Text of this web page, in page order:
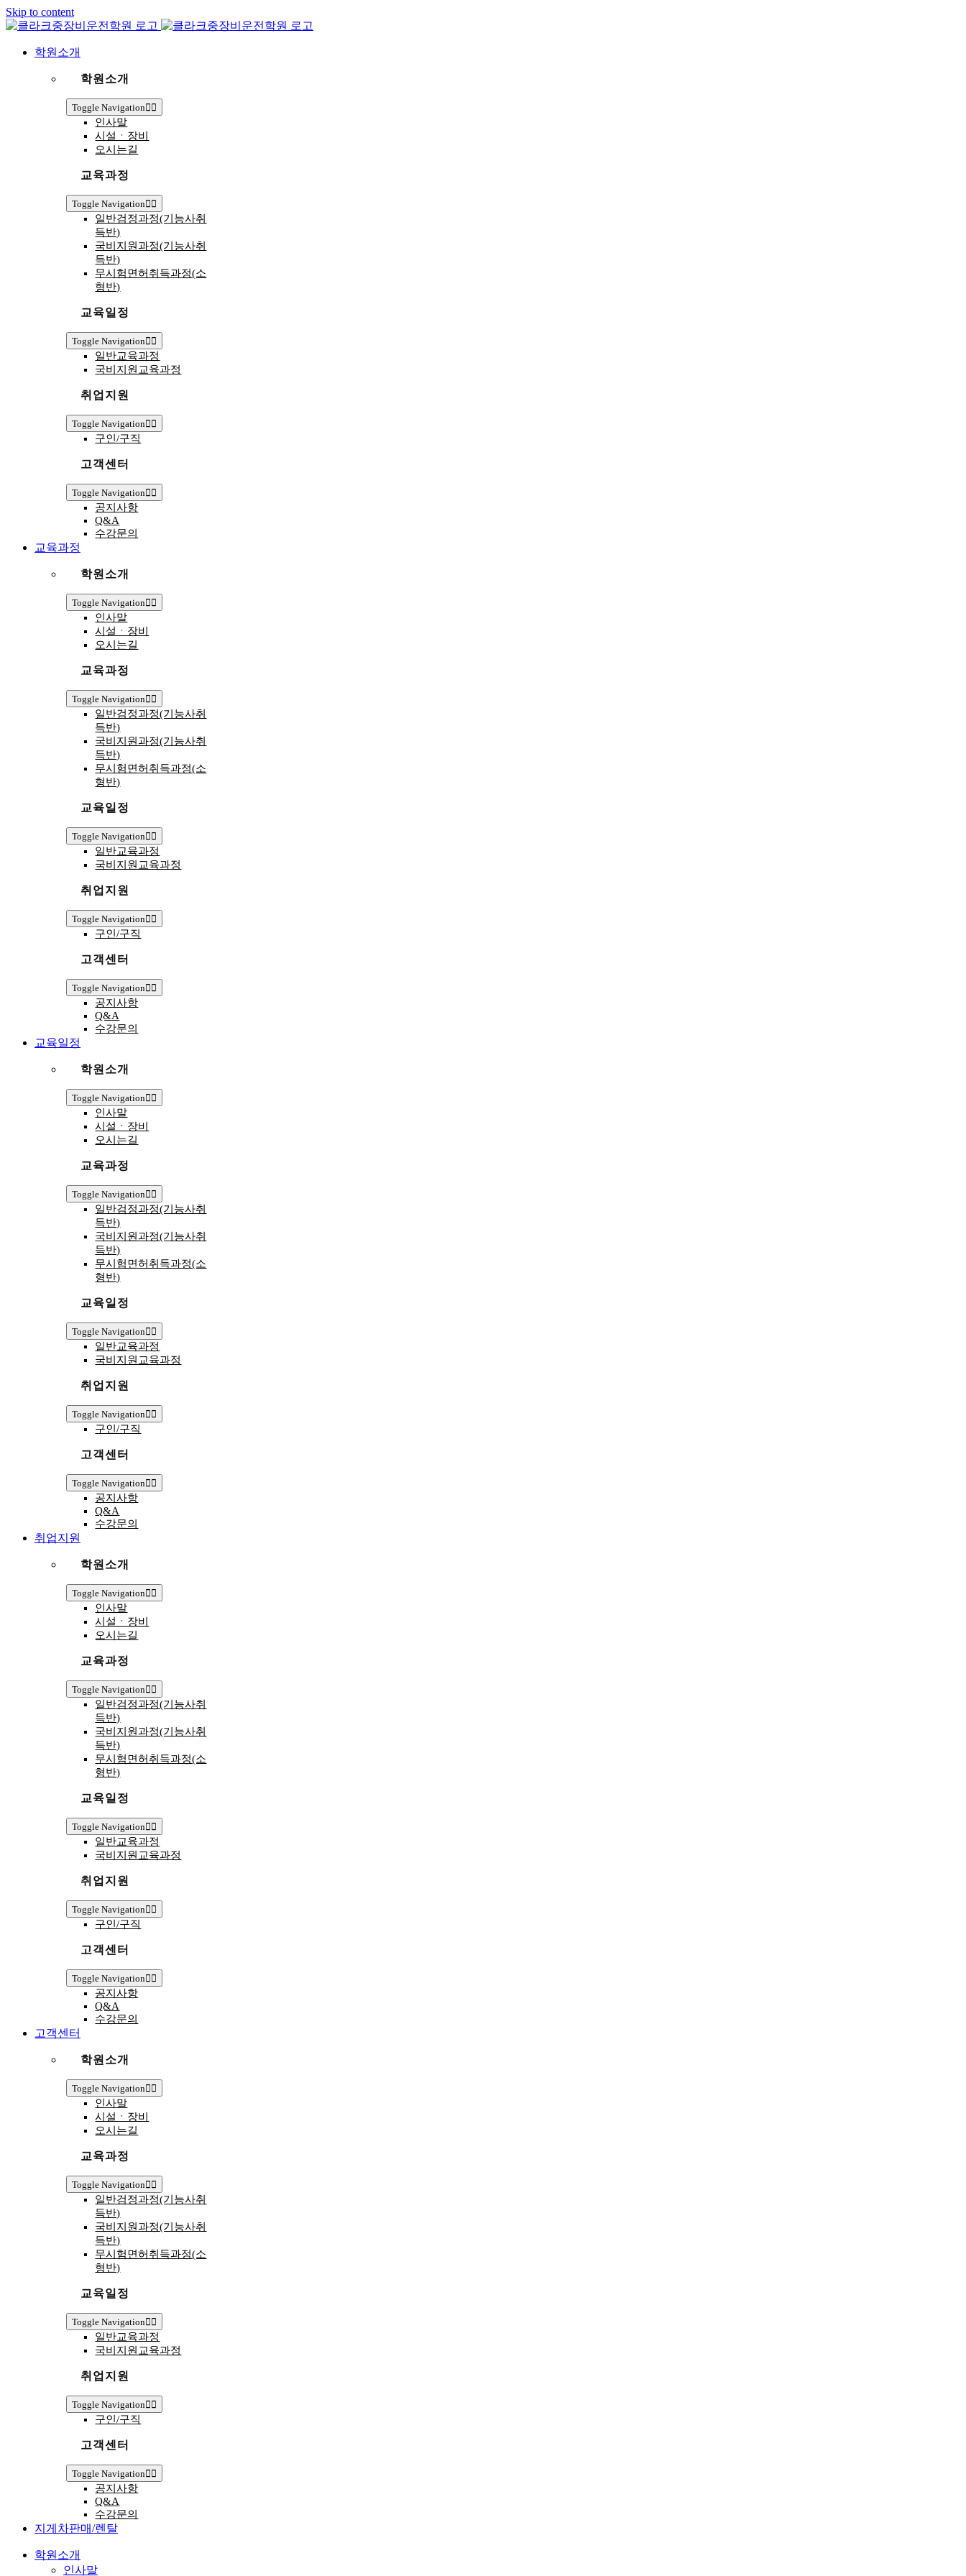
Skip to content
학원소개
학원소개
Toggle Navigation
인사말
시설ㆍ장비
오시는길
교육과정
Toggle Navigation
일반검정과정(기능사취
득반)
국비지원과정(기능사취
득반)
무시험면허취득과정(소
형반)
교육일정
Toggle Navigation
일반교육과정
국비지원교육과정
취업지원
Toggle Navigation
구인/구직
고객센터
Toggle Navigation
공지사항
Q&A
수강문의
교육과정
학원소개
Toggle Navigation
인사말
시설ㆍ장비
오시는길
교육과정
Toggle Navigation
일반검정과정(기능사취
득반)
국비지원과정(기능사취
득반)
무시험면허취득과정(소
형반)
교육일정
Toggle Navigation
일반교육과정
국비지원교육과정
취업지원
Toggle Navigation
구인/구직
고객센터
Toggle Navigation
공지사항
Q&A
수강문의
교육일정
학원소개
Toggle Navigation
인사말
시설ㆍ장비
오시는길
교육과정
Toggle Navigation
일반검정과정(기능사취
득반)
국비지원과정(기능사취
득반)
무시험면허취득과정(소
형반)
교육일정
Toggle Navigation
일반교육과정
국비지원교육과정
취업지원
Toggle Navigation
구인/구직
고객센터
Toggle Navigation
공지사항
Q&A
수강문의
취업지원
학원소개
Toggle Navigation
인사말
시설ㆍ장비
오시는길
교육과정
Toggle Navigation
일반검정과정(기능사취
득반)
국비지원과정(기능사취
득반)
무시험면허취득과정(소
형반)
교육일정
Toggle Navigation
일반교육과정
국비지원교육과정
취업지원
Toggle Navigation
구인/구직
고객센터
Toggle Navigation
공지사항
Q&A
수강문의
고객센터
학원소개
Toggle Navigation
인사말
시설ㆍ장비
오시는길
교육과정
Toggle Navigation
일반검정과정(기능사취
득반)
국비지원과정(기능사취
득반)
무시험면허취득과정(소
형반)
교육일정
Toggle Navigation
일반교육과정
국비지원교육과정
취업지원
Toggle Navigation
구인/구직
고객센터
Toggle Navigation
공지사항
Q&A
수강문의
지게차판매/렌탈
학원소개
인사말